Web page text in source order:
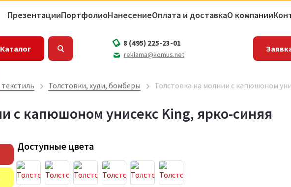
ПрезентацииПортфолиоНанесениеОплата и доставкаО компании
Каталог
8 (495) 225-23-01
reklama@komus.net
текстиль Толстовки, худи, бомберы Толстовка на молнии с капюшоном
с капюшоном унисекс King, ярко-синяя
Доступные цвета